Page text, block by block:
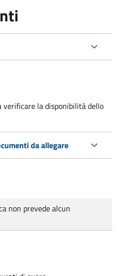
la disponibilità dello
da allegare
non prevede alcun